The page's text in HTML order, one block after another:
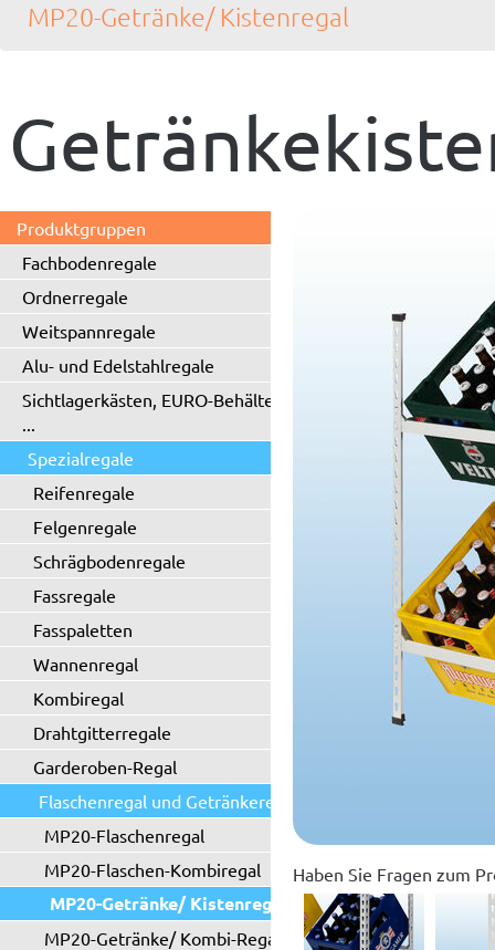
MP20-Getränke/ Kistenregal
Produktgruppen
Fachbodenregale
Ordnerregale
Weitspannregale
Alu- und Edelstahlregale
Sichtlagerkästen, EURO-Behälter
...
Spezialregale
Reifenregale
Felgenregale
Schrägbodenregale
Fassregale
Fasspaletten
Wannenregal
Kombiregal
Drahtgitterregale
Garderoben-Regal
Flaschenregal und Getränkeregal
MP20-Flaschenregal
MP20-Flaschen-Kombiregal
MP20-Getränke/ Kistenregal
MP20-Getränke/ Kombi-Regal
Haben Sie Fragen zum